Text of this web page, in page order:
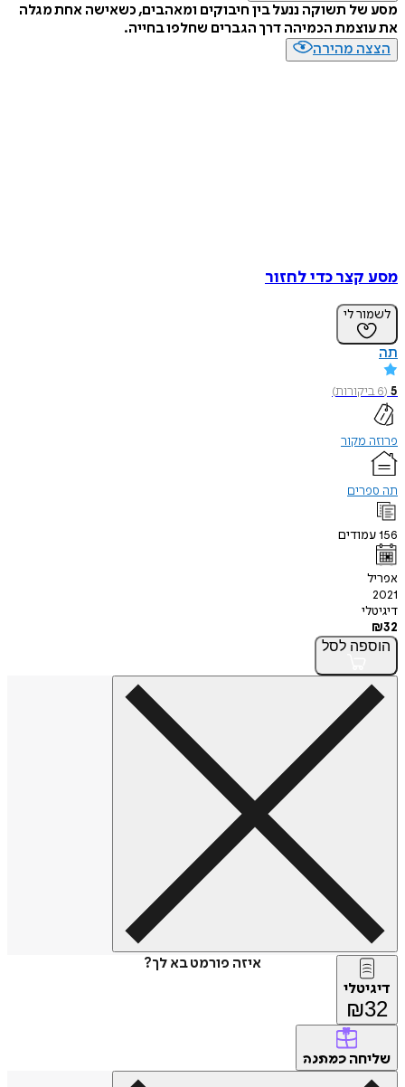
מסע של תשוקה ננעל בין חיבוקים ומאהבים, כשאישה אחת מגלה
את עוצמת הכמיהה דרך הגברים שחלפו בחייה.
הצצה מהירה
מסע קצר כדי לחזור
לשמור לי
תה
5
(
6ביקורות)
פרוזה מקור
תה ספרים
156עמודים
אפריל
2021
דיגיטלי
₪32
הוספה לסל
איזה פורמט בא לך?
דיגיטלי
₪32
שליחה כמתנה